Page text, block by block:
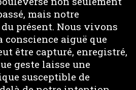
mais notre
présent. Nous vivons
conscience aiguë que
être capturé, enregistré,
geste laisse une
susceptible de